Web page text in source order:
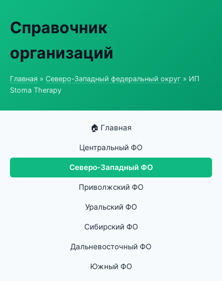
Справочник
организаций
Главная » Северо-Западный федеральный округ » ИП
Stoma Therapy
🏠 Главная
Центральный ФО
Северо-Западный ФО
Приволжский ФО
Уральский ФО
Сибирский ФО
Дальневосточный ФО
Южный ФО